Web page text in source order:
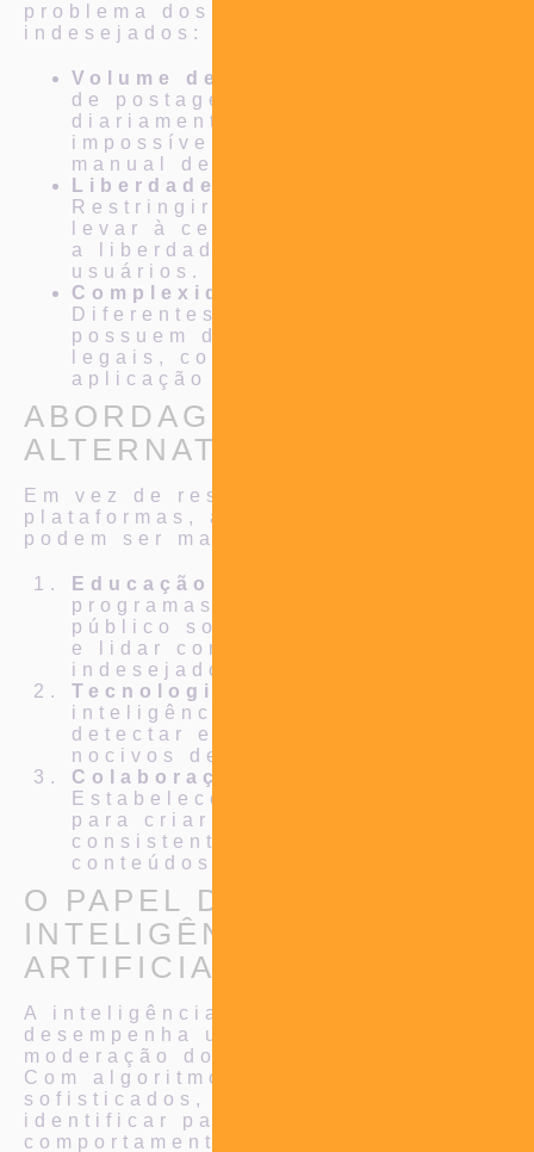
problema dos conteúdos
indesejados:
Volume de Conteúdo:
de postagens são feitas
diariamente, tornando
impossível a moderação
manual de todo o conteúdo.
Liberdade de Expressão:
Restringir plataformas pode
levar à censura, prejudicando
a liberdade de expressão dos
usuários.
Complexidade Legal:
Diferentes jurisdições
possuem diferentes padrões
legais, complicando a
aplicação de uma regra única.
ABORDAGENS
ALTERNATIVAS
Em vez de responsabilizar as
plataformas, algumas alternativas
podem ser mais eficazes:
Educação Digital:
programas que eduquem o
público sobre como identificar
e lidar com conteúdos
indesejados.
Tecnologia Avançada:
inteligência artificial para
detectar e remover conteúdos
nocivos de forma mais eficaz.
Colaboração Internacional:
Estabelecer um esforço global
para criar diretrizes
consistentes no combate a
conteúdos indesejados.
O PAPEL DA
INTELIGÊNCIA
ARTIFICIAL
A inteligência artificial (IA)
desempenha um papel crucial na
moderação do conteúdo online.
Com algoritmos cada vez mais
sofisticados, é possível
identificar padrões e
comportamentos associados a